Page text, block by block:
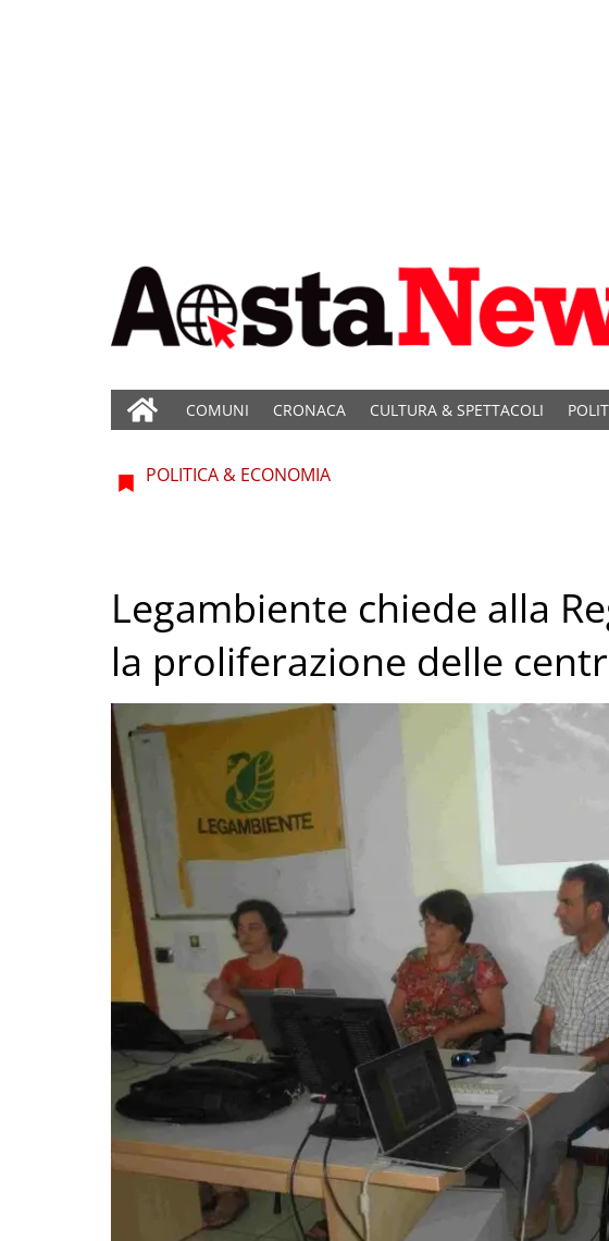
COMUNI CRONACA CULTURA & SPETTACOLI
POLITICA & ECONOMIA
Legambiente chiede alla
la proliferazione delle